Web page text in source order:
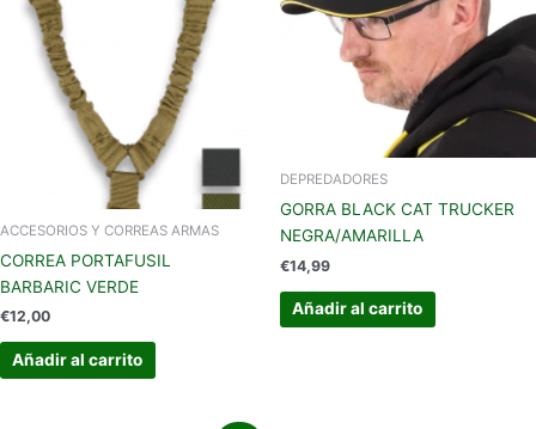
ACCESORIOS Y CORREAS ARMAS
CORREA PORTAFUSIL
BARBARIC VERDE
€12,00
Añadir al carrito
DEPREDADORES
GORRA BLACK CAT TRUCKER
NEGRA/AMARILLA
€14,99
Añadir al carrito